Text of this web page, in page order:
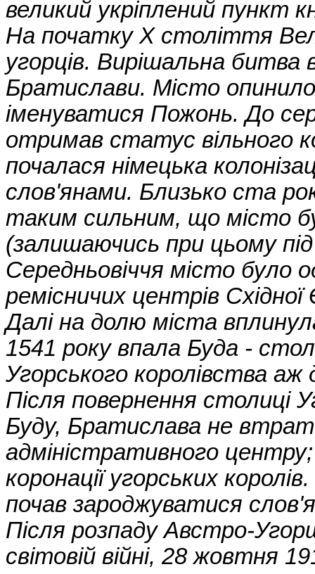
великий укріплений пункт
На початку X століття
угорців. Вирішальна битва
Братислави. Місто
іменуватися Пожонь. До
отримав статус вільного
почалася німецька
слов'янами. Близько ста
таким сильним, що місто
(залишаючись при цьому
Середньовіччя місто було
ремісничих центрів
Далі на долю міста
1541 року впала Буда -
Угорського королівства
Після повернення столиці
Буду, Братислава не
адміністративного
коронації угорських
почав зароджуватися
Після розпаду Австро-
світовій війні, 28 жовтня